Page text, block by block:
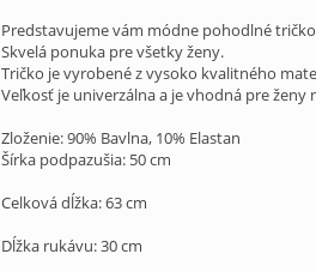
Predstavujeme vám módne pohodlné tričko
Skvelá ponuka pre všetky ženy.
Tričko je vyrobené z vysoko kvalitného
Veľkosť je univerzálna a je vhodná pre ženy
Zloženie: 90% Bavlna, 10% Elastan
Šírka podpazušia: 50 cm
Celková dĺžka: 63 cm
Dĺžka rukávu: 30 cm